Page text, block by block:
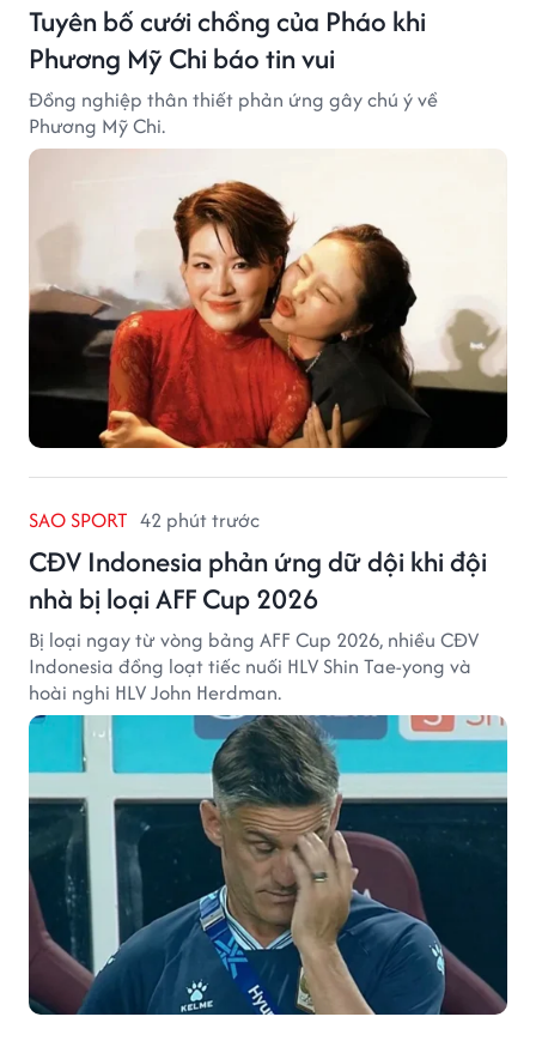
Tuyên bố cưới chồng của Pháo khi
Phương Mỹ Chi báo tin vui
Đồng nghiệp thân thiết phản ứng gây chú ý về
Phương Mỹ Chi.
SAO SPORT 42 phút trước
CĐV Indonesia phản ứng dữ dội khi đội
nhà bị loại AFF Cup 2026
Bị loại ngay từ vòng bảng AFF Cup 2026, nhiều CĐV
Indonesia đồng loạt tiếc nuối HLV Shin Tae-yong và
hoài nghi HLV John Herdman.